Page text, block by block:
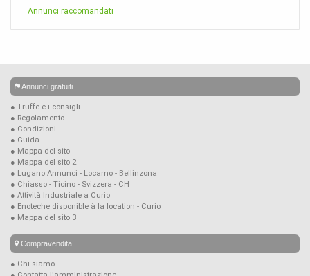
Annunci raccomandati
Annunci gratuiti
● Truffe e i consigli
● Regolamento
● Condizioni
● Guida
● Mappa del sito
● Mappa del sito 2
● Lugano Annunci - Locarno - Bellinzona
● Chiasso - Ticino - Svizzera - CH
● Attività Industriale a Curio
● Enoteche disponible à la location - Curio
● Mappa del sito 3
Compravendita
● Chi siamo